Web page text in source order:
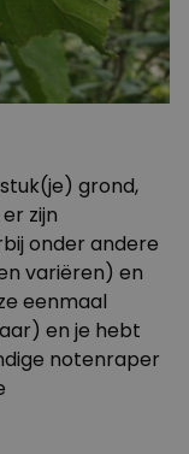
grond,
zijn
onder andere
variëren) en
eenmaal
en je hebt
notenraper